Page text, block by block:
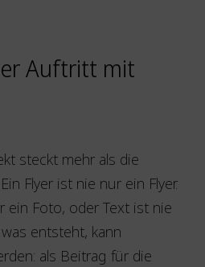
Auftritt mit
steckt mehr als die
Flyer ist nie nur ein Flyer.
ein Foto, oder Text ist nie
entsteht, kann
als Beitrag für die